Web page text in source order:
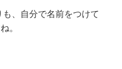
、自分で名前をつけて
。